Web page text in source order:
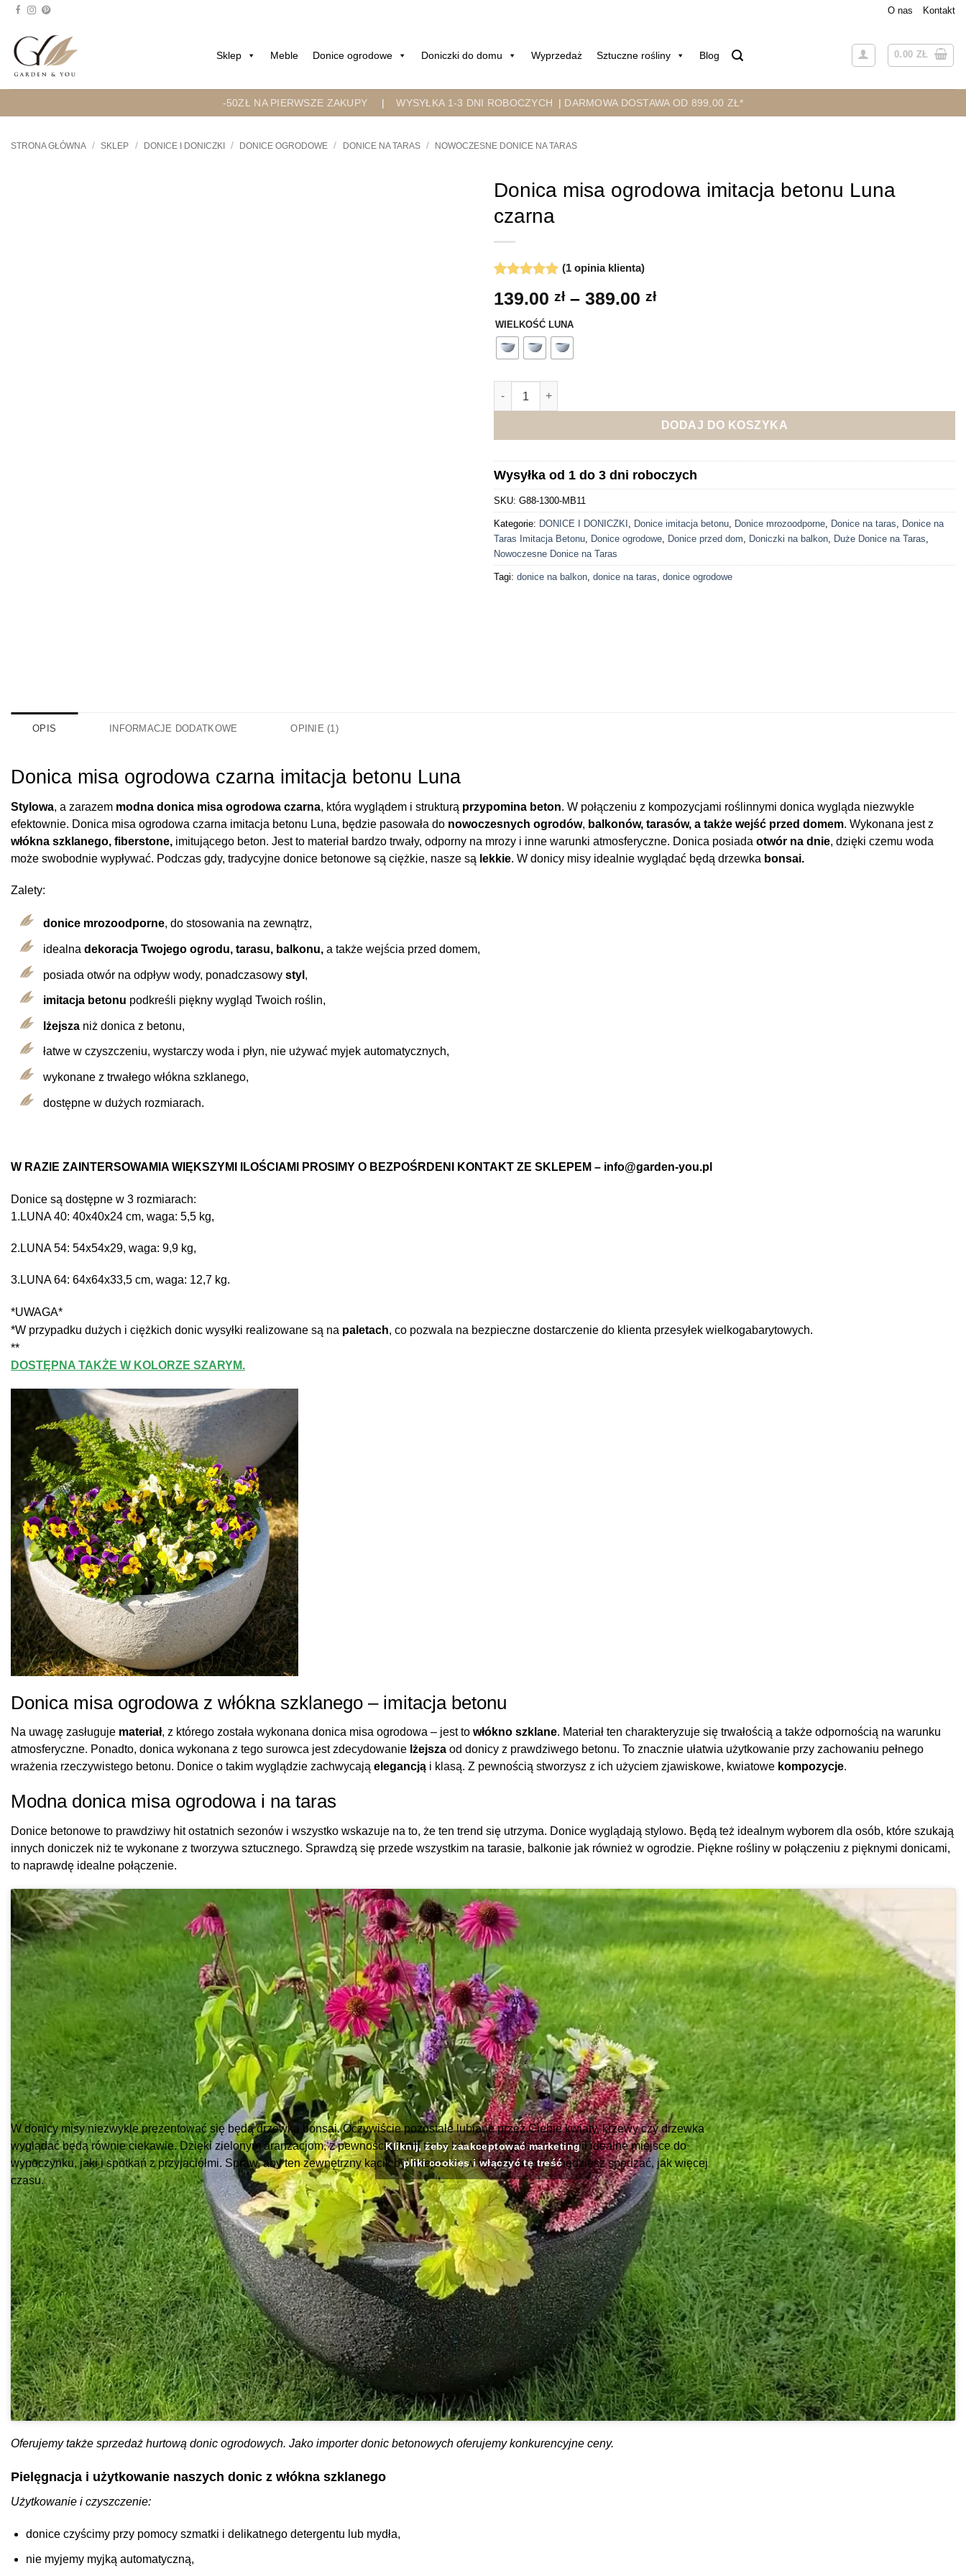
Przejdź
treści
O nas Kontakt
Sklep Meble Donice ogrodowe Doniczki do domu Wyprzedaż Sztuczne rośliny Blog 0.00 ZŁ
-50ZŁ NA PIERWSZE ZAKUPY |WYSYŁKA 1-3 DNI ROBOCZYCH | DARMOWA DOSTAWA OD 899,00 ZŁ*
STRONA GŁÓWNA / SKLEP / DONICE I DONICZKI / DONICE OGRODOWE / DONICE NA TARAS / NOWOCZESNE DONICE NA TARAS
Donica misa ogrodowa imitacja betonu Luna
czarna
na 5 na
oceny
klienta
(1 opinia klienta)
139.00 zł – 389.00 złZakres
WIELKOŚĆ LUNA
DODAJ DO KOSZYKA
Wysyłka od 1 do 3 dni roboczych
SKU: G88-1300-MB11
Kategorie: DONICE I DONICZKI , Donice imitacja betonu, Donice mrozoodporne, Donice na taras, Donice na
Taras Imitacja Betonu, Donice ogrodowe, Donice przed dom, Doniczki na balkon, Duże Donice na Taras,
Nowoczesne Donice na Taras
Tagi: donice na balkon, donice na taras, donice ogrodowe
OPIS INFORMACJE DODATKOWE OPINIE (1)
Donica misa ogrodowa czarna imitacja betonu Luna
Stylowa, a zarazem modna donica misa ogrodowa czarna, która wyglądem i strukturą przypomina beton. W połączeniu z kompozycjami roślinnymi donica wygląda niezwykle
efektownie. Donica misa ogrodowa czarna imitacja betonu Luna, będzie pasowała do nowoczesnych ogrodów, balkonów, tarasów, a także wejść przed domem. Wykonana jest z
włókna szklanego, fiberstone, imitującego beton. Jest to materiał bardzo trwały, odporny na mrozy i inne warunki atmosferyczne. Donica posiada otwór na dnie, dzięki czemu woda
może swobodnie wypływać. Podczas gdy, tradycyjne donice betonowe są ciężkie, nasze są lekkie. W donicy misy idealnie wyglądać będą drzewka bonsai.
Zalety:
donice mrozoodporne, do stosowania na zewnątrz,
idealna dekoracja Twojego ogrodu, tarasu, balkonu, a także wejścia przed domem,
posiada otwór na odpływ wody, ponadczasowy styl ,
imitacja betonu podkreśli piękny wygląd Twoich roślin,
lżejsza niż donica z betonu,
łatwe w czyszczeniu, wystarczy woda i płyn, nie używać myjek automatycznych,
wykonane z trwałego włókna szklanego,
dostępne w dużych rozmiarach.
W RAZIE ZAINTERSOWAMIA WIĘKSZYMI ILOŚCIAMI PROSIMY O BEZPOŚRDENI KONTAKT ZE SKLEPEM – info@garden-you.pl
Donice są dostępne w 3 rozmiarach:
1.LUNA 40: 40x40x24 cm, waga: 5,5 kg,
2.LUNA 54: 54x54x29, waga: 9,9 kg,
3.LUNA 64: 64x64x33,5 cm, waga: 12,7 kg.
*UWAGA*
*W przypadku dużych i ciężkich donic wysyłki realizowane są na paletach, co pozwala na bezpieczne dostarczenie do klienta przesyłek wielkogabarytowych.
**
DOSTĘPNA TAKŻE W KOLORZE SZARYM.
Donica misa ogrodowa z włókna szklanego – imitacja betonu
Na uwagę zasługuje materiał, z którego została wykonana donica misa ogrodowa – jest to włókno szklane. Materiał ten charakteryzuje się trwałością a także odpornością na warunku
atmosferyczne. Ponadto, donica wykonana z tego surowca jest zdecydowanie lżejsza od donicy z prawdziwego betonu. To znacznie ułatwia użytkowanie przy zachowaniu pełnego
wrażenia rzeczywistego betonu. Donice o takim wyglądzie zachwycają elegancją i klasą. Z pewnością stworzysz z ich użyciem zjawiskowe, kwiatowe kompozycje.
Modna donica misa ogrodowa i na taras
Donice betonowe to prawdziwy hit ostatnich sezonów i wszystko wskazuje na to, że ten trend się utrzyma. Donice wyglądają stylowo. Będą też idealnym wyborem dla osób, które szukają
innych doniczek niż te wykonane z tworzywa sztucznego. Sprawdzą się przede wszystkim na tarasie, balkonie jak również w ogrodzie. Piękne rośliny w połączeniu z pięknymi donicami,
to naprawdę idealne połączenie.
W donicy misy niezwykle prezentować się będą drzewka bonsai. Oczywiście pozostałe lubiane przez Ciebie kwiaty, krzewy czy drzewka
wyglądać będą równie ciekawie. Dzięki zielonym aranżacjom, z pewnością Twój taras lub balkon będzie stanowił idealne miejsce do
wypoczynku, jaki i spotkań z przyjaciółmi. Spraw, aby ten zewnętrzny kącik był miejscem, w którym pragnąc będziesz spędzać, jak więcej
czasu.
Kliknij, żeby zaakceptować marketing
pliki cookies i włączyć tę treść
Oferujemy także sprzedaż hurtową donic ogrodowych. Jako importer donic betonowych oferujemy konkurencyjne ceny.
Pielęgnacja i użytkowanie naszych donic z włókna szklanego
Użytkowanie i czyszczenie:
donice czyścimy przy pomocy szmatki i delikatnego detergentu lub mydła,
nie myjemy myjką automatyczną,